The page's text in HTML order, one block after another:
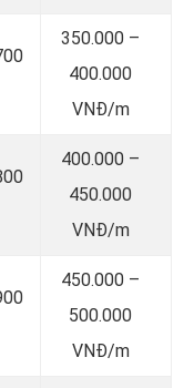
350.000 –
400.000
VNĐ/m
400.000 –
450.000
VNĐ/m
450.000 –
500.000
VNĐ/m